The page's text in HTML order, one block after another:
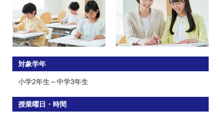
対象学年
小学2年生～中学3年生
授業曜日・時間